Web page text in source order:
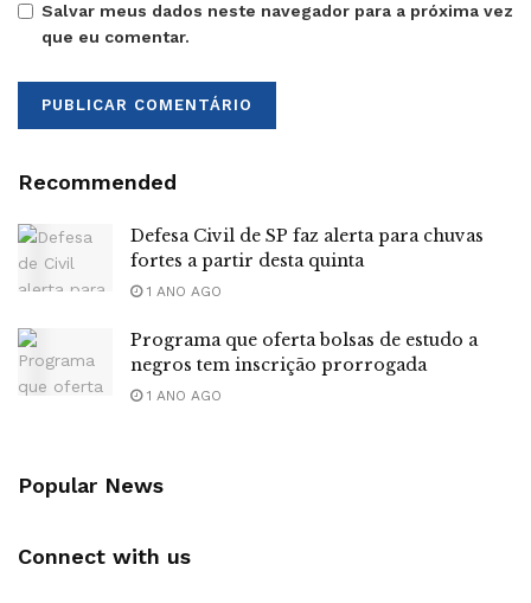
Salvar meus dados neste navegador para a próxima vez
que eu comentar.
Recommended
Defesa Civil de SP faz alerta para chuvas
fortes a partir desta quinta
1 ANO AGO
Programa que oferta bolsas de estudo a
negros tem inscrição prorrogada
1 ANO AGO
Popular News
Connect with us